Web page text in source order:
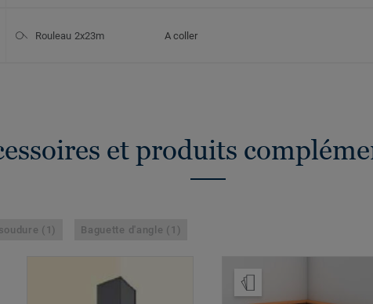
Rouleau 2x23m A coller
et produits
(1) Baguette d'angle (1)